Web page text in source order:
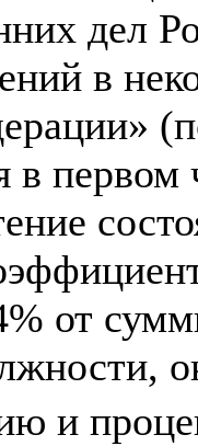
дел
в
в
от
и